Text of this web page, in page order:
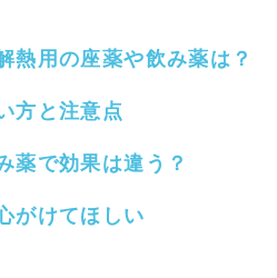
熱用の座薬や飲み薬は？
方と注意点
薬で効果は違う？
がけてほしい